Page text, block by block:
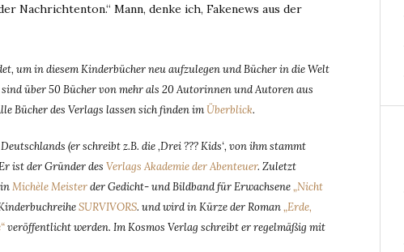
Nachrichtenton.“ Mann, denke ich, Fakenews aus der
um in diesem Kinderbücher neu aufzulegen und Bücher in die Welt
über 50 Bücher von mehr als 20 Autorinnen und Autoren aus
Bücher des Verlags lassen sich finden imÜberblick.
(er schreibt z.B. die ‚Drei ??? Kids‘, von ihm stammt
ist der Gründer des Verlags Akademie der Abenteuer. Zuletzt
Michèle Meisterder Gedicht- und Bildband für Erwachsene„Nicht
SURVIVORS. und wird in Kürze der Roman„Erde,
veröffentlicht werden. Im Kosmos Verlag schreibt er regelmäßig mit